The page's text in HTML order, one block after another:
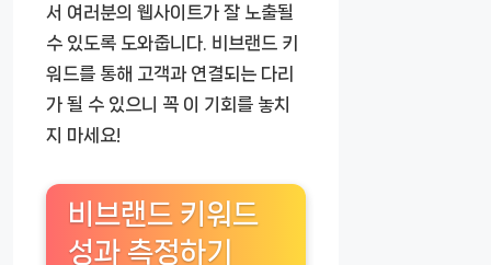
서 여러분의 웹사이트가 잘 노출될
수 있도록 도와줍니다. 비브랜드 키
워드를 통해 고객과 연결되는 다리
가 될 수 있으니 꼭 이 기회를 놓치
지 마세요!
비브랜드 키워드
성과 측정하기